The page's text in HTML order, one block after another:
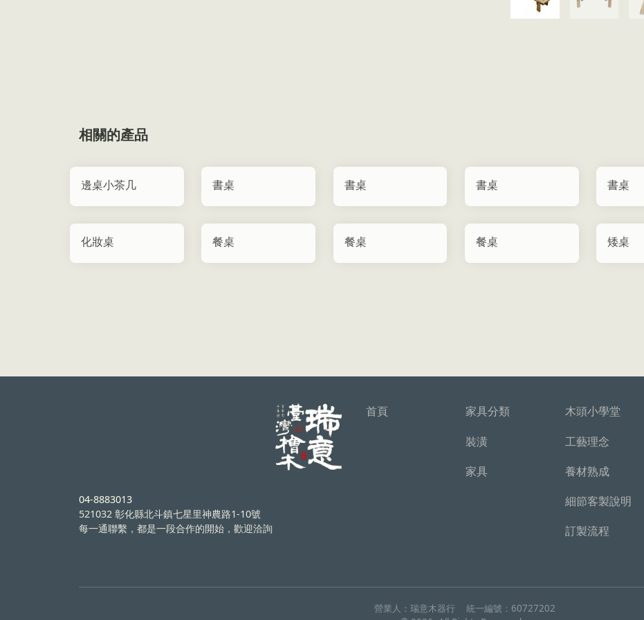
相關的產品
邊桌小茶几 書桌 書桌 書桌 書桌
化妝桌 餐桌 餐桌 餐桌 矮桌
04-8883013
521032 彰化縣北斗鎮七星里神農路1-10號
每一通聯繫，都是一段合作的開始，歡迎洽詢
首頁
家具分類
裝潢
家具
木頭小學堂
工藝理念
養材熟成
細節客製說明
訂製流程
營業人： 瑞意木器行 統一編號： 60727202